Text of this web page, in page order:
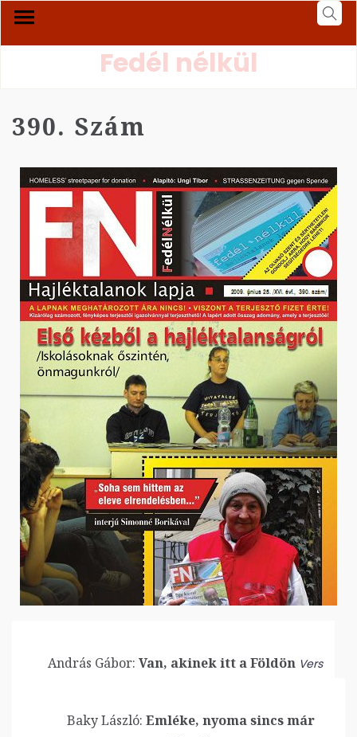
Fedél nélkül
390. Szám
András Gábor: Van, akinek itt a Földön Vers
Baky László: Emléke, nyoma sincs már